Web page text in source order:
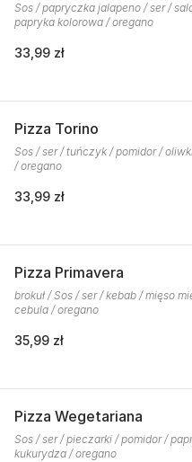
Sos / papryczka jalapeno / ser /
papryka kolorowa / oregano
33,99 zł
Pizza Torino
Sos / ser / tuńczyk / pomidor /
/ oregano
33,99 zł
Pizza Primavera
brokuł / Sos / ser / kebab / mięso
cebula / oregano
35,99 zł
Pizza Wegetariana
Sos / ser / pieczarki / pomidor /
kukurydza / oregano